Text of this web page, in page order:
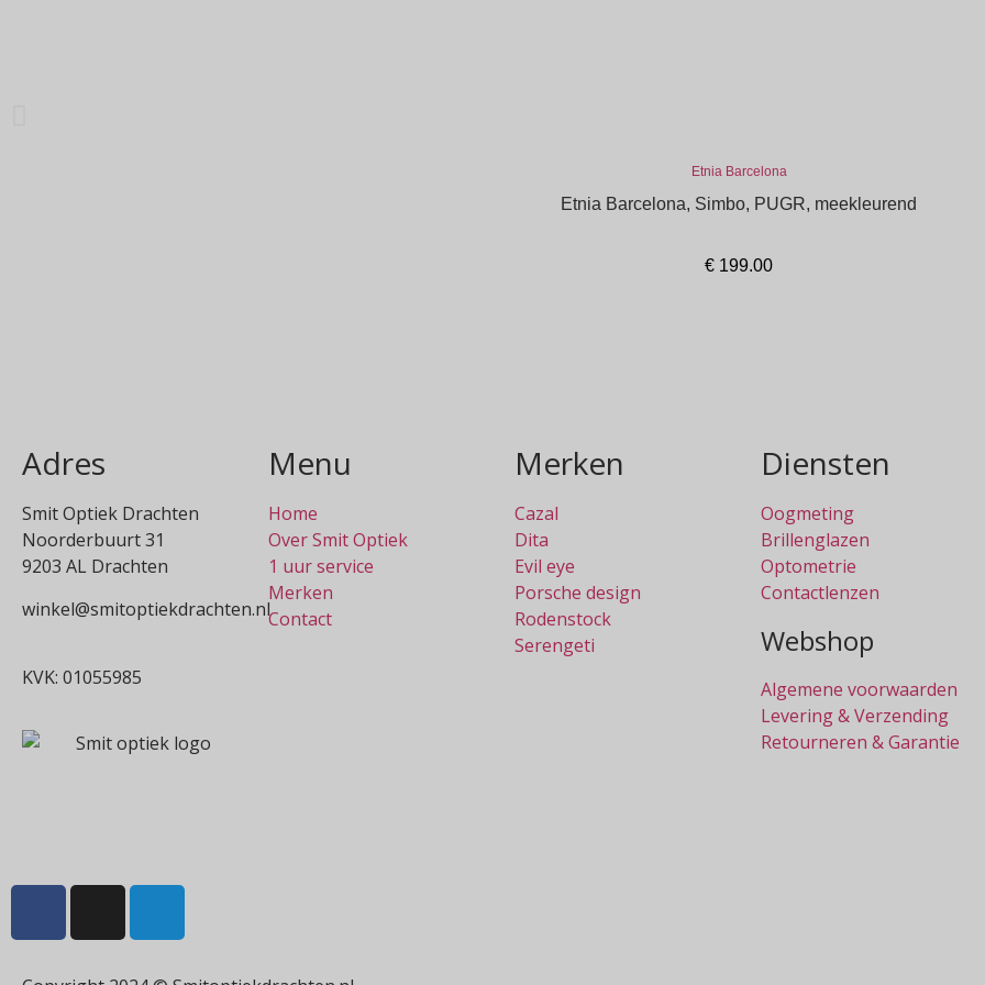
Etnia Barcelona
Etnia Barcelona, Simbo, PUGR, meekleurend
€ 199.00
Adres
Smit Optiek Drachten
Noorderbuurt 31
9203 AL Drachten
winkel@smitoptiekdrachten.nl
KVK: 01055985
Menu
Home
Over Smit Optiek
1 uur service
Merken
Contact
Merken
Cazal
Dita
Evil eye
Porsche design
Rodenstock
Serengeti
Diensten
Oogmeting
Brillenglazen
Optometrie
Contactlenzen
Webshop
Algemene voorwaarden
Levering & Verzending
Retourneren & Garantie